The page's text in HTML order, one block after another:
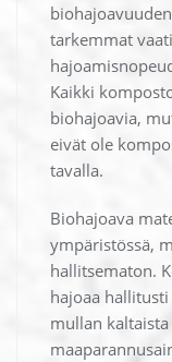
tarkemmat
Kaikki
biohajoavia,
eivät ole
tavalla.
Biohajoava
ympäristössä,
hallitsematon.
hajoaa
mullan